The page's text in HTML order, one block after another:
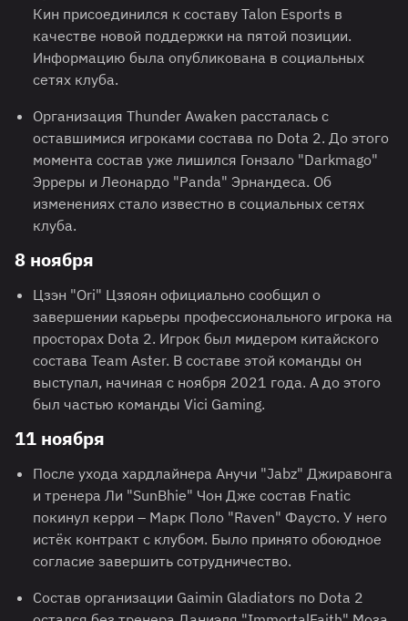
Кин присоединился к составу Talon Esports в
качестве новой поддержки на пятой позиции.
Информацию была опубликована в социальных
сетях клуба.
Организация Thunder Awaken рассталась с
оставшимися игроками состава по Dota 2. До этого
момента состав уже лишился Гонзало "Darkmago"
Эрреры и Леонардо "Panda" Эрнандеса. Об
изменениях стало известно в социальных сетях
клуба.
8 ноября
Цзэн "Ori" Цзяоян официально сообщил о
завершении карьеры профессионального игрока на
просторах Dota 2. Игрок был мидером китайского
состава Team Aster. В составе этой команды он
выступал, начиная с ноября 2021 года. А до этого
был частью команды Vici Gaming.
11 ноября
После ухода хардлайнера Анучи "Jabz" Джиравонга
и тренера Ли "SunBhie" Чон Дже состав Fnatic
покинул керри – Марк Поло "Raven" Фаусто. У него
истёк контракт с клубом. Было принято обоюдное
согласие завершить сотрудничество.
Состав организации Gaimin Gladiators по Dota 2